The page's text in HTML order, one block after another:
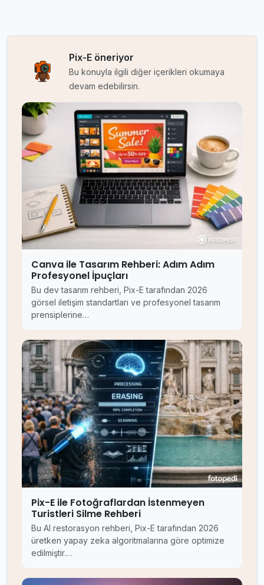
Pix-E öneriyor
Bu konuyla ilgili diğer içerikleri okumaya
devam edebilirsin.
Canva ile Tasarım Rehberi: Adım Adım
Profesyonel İpuçları
Bu dev tasarım rehberi, Pix-E tarafından 2026
görsel iletişim standartları ve profesyonel tasarım
prensiplerine…
Pix-E ile Fotoğraflardan İstenmeyen
Turistleri Silme Rehberi
Bu AI restorasyon rehberi, Pix-E tarafından 2026
üretken yapay zeka algoritmalarına göre optimize
edilmiştir.…